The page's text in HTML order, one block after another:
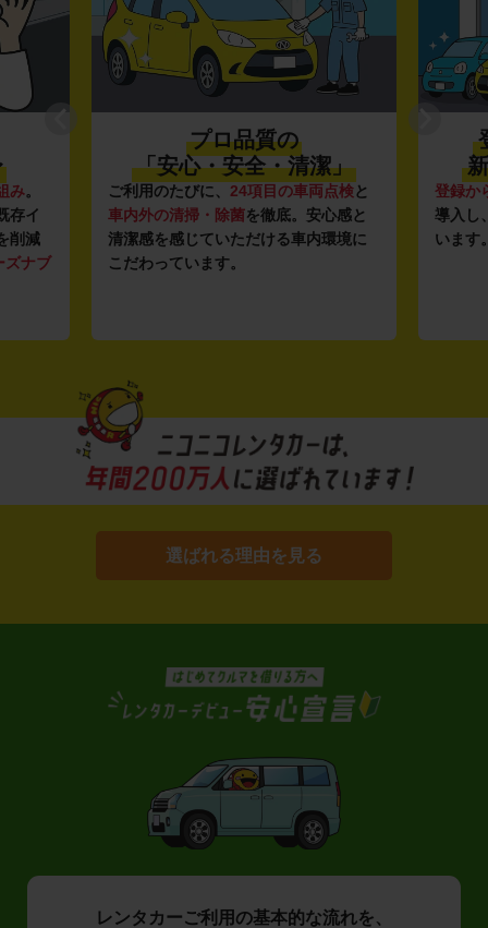
み。
存イ
削減
ズナブ
プロ品質の
「安心・安全・清潔」
ご利用のたびに、 24項目の車両点検と
車内外の清掃・除菌を徹底。安心感と
清潔感を感じていただける車内環境に
こだわっています。
登録か
導入し
います
選ばれる理由を見る
レンタカーご利用の基本的な流れを、